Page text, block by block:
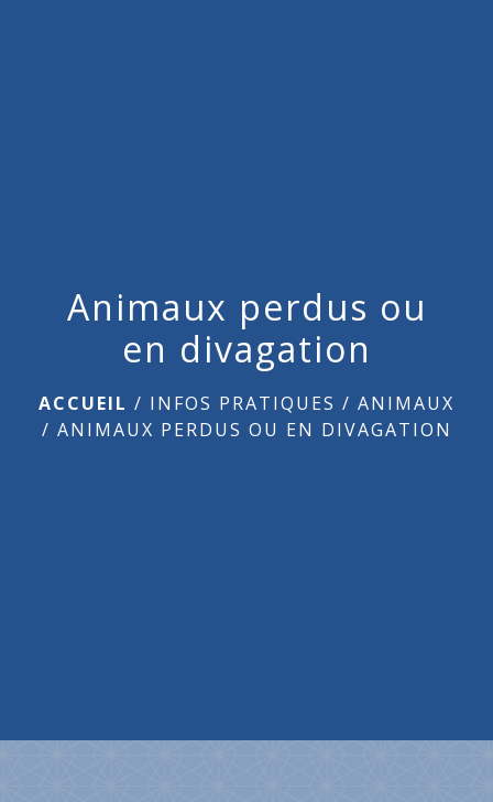
Animaux perdus ou
en divagation
ACCUEIL / INFOS PRATIQUES / ANIMAUX
/ ANIMAUX PERDUS OU EN DIVAGATION